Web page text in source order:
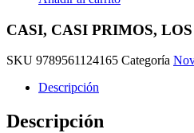
CASI, CASI PRIMOS, LOS
SKU 9789561124165 Categoría
Descripción
Descripción